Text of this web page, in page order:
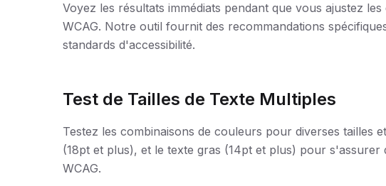
Voyez les résultats immédiats pendant que vous ajustez
WCAG. Notre outil fournit des recommandations
standards d'accessibilité.
Test de Tailles de Texte Multiples
Testez les combinaisons de couleurs pour diverses tailles
(18pt et plus), et le texte gras (14pt et plus) pour
WCAG.